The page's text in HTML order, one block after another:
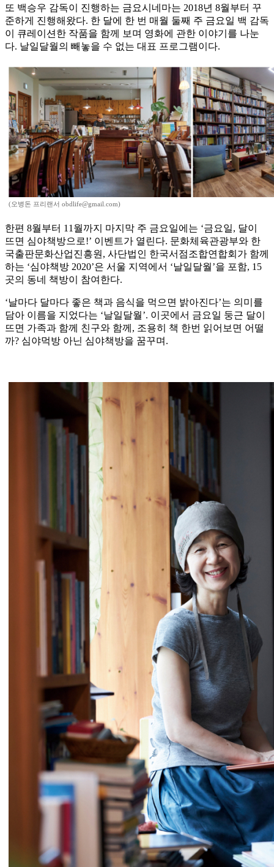
또 백승우 감독이 진행하는 금요시네마는 2018년 8월부터 꾸
준하게 진행해왔다. 한 달에 한 번 매월 둘째 주 금요일 백 감독
이 큐레이션한 작품을 함께 보며 영화에 관한 이야기를 나눈
다. 날일달월의 빼놓을 수 없는 대표 프로그램이다.
(오병돈 프리랜서 obdlife@gmail.com)
한편 8월부터 11월까지 마지막 주 금요일에는 ‘금요일, 달이
뜨면 심야책방으로!’ 이벤트가 열린다. 문화체육관광부와 한
국출판문화산업진흥원, 사단법인 한국서점조합연합회가 함께
하는 ‘심야책방 2020’은 서울 지역에서 ‘날일달월’을 포함, 15
곳의 동네 책방이 참여한다.
‘날마다 달마다 좋은 책과 음식을 먹으면 밝아진다’는 의미를
담아 이름을 지었다는 ‘날일달월’. 이곳에서 금요일 둥근 달이
뜨면 가족과 함께 친구와 함께, 조용히 책 한번 읽어보면 어떨
까? 심야먹방 아닌 심야책방을 꿈꾸며.